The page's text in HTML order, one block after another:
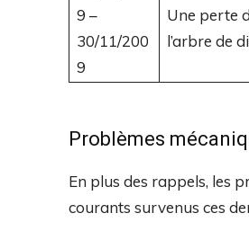
9 –
30/11/200
9
Une perte
l’arbre de
Problèmes
En plus des rappels, les
courants survenus ces